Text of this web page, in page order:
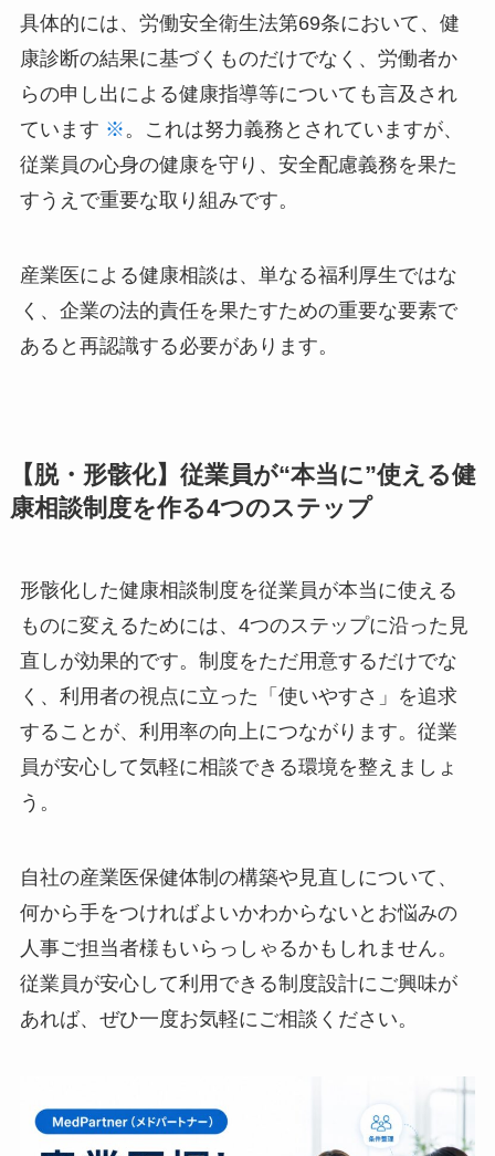
の健康に配使慮する義務があるとされています。
これには、健康相談の機会の提供や、そのための
体制整備も含まれるのです。
具体的には、労働安全衛生法第69条において、
健康診断の結果に基づくものだけでなく、労働者
れています※。これは努力義務とされています
が、従業員の心身の健康を守り、安全配慮義務を
果たすうえで重要な取り組みです。
く、企業の法的責任を果たすための重要な要素で
あると再認識する必要があります。
【脱・形骸化】従業員が“本当に”使える
健康相談制度を作る4つのステップ
形骸化した健康相談制度を従業員が本当に使える
ものに変えるためには、4つのステップに沿った
見直しが効果的です。制度をただ用意するだけで
求することが、利用率の向上につながります。従
業員が安心して気軽に相談できる環境を整えまし
ょう。
自社の産業医保健体制の構築や見直しについて、
人事ご担当者様もいらっしゃるかもしれません。
従業員が安心して利用できる制度設計にご興味が